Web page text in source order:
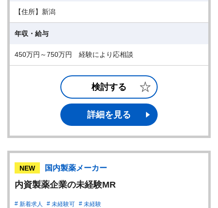
【住所】新潟
年収・給与
450万円～750万円 経験により応相談
検討する
詳細を見る
NEW 国内製薬メーカー
内資製薬企業の未経験MR
新着求人 未経験可 未経験